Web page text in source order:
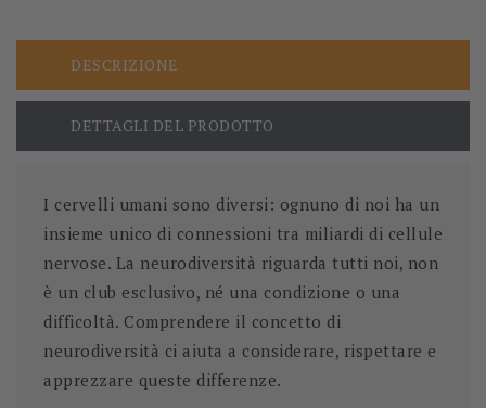
DESCRIZIONE
DETTAGLI DEL PRODOTTO
I cervelli umani sono diversi: ognuno di noi ha un
insieme unico di connessioni tra miliardi di cellule
nervose. La neurodiversità riguarda tutti noi, non
è un club esclusivo, né una condizione o una
difficoltà. Comprendere il concetto di
neurodiversità ci aiuta a considerare, rispettare e
apprezzare queste differenze.